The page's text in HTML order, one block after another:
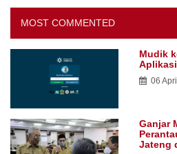
MOST COMMENTED
Mudik
06
Ganjar
Jateng